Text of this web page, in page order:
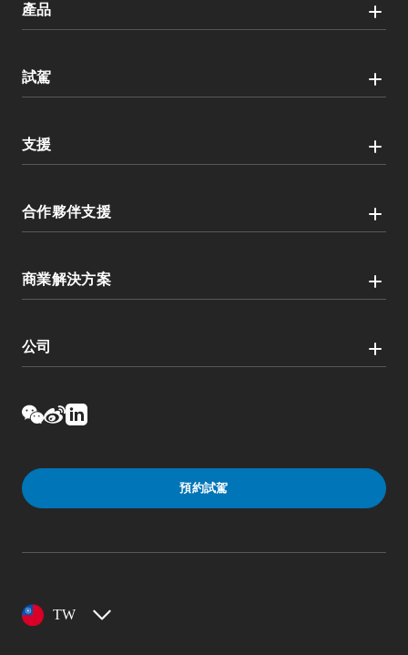
產品
試駕
支援
合作夥伴支援
商業解決方案
公司
預約試駕
TW